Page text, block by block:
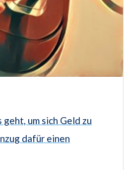
um sich Geld zu
dafür einen